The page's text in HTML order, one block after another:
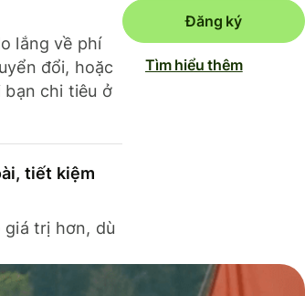
lắng về phí
đổi, hoặc
bạn chi tiêu ở
tiết kiệm
giá trị hơn, dù
Đăng ký
Tìm hiểu thêm